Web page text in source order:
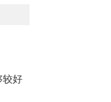
较好